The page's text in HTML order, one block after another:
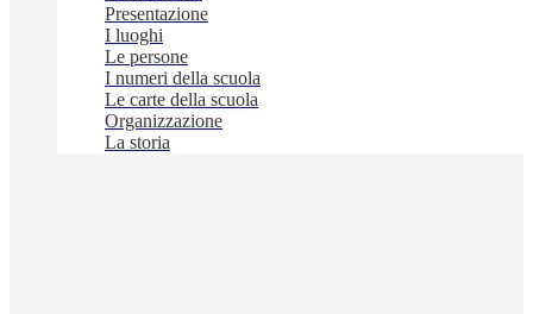
Presentazione
I luoghi
Le persone
I numeri della scuola
Le carte della scuola
Organizzazione
La storia